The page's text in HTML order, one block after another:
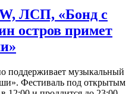
ЛСП, «Бонд с
остров примет
поддерживает музыкальный
Фестиваль под открытым